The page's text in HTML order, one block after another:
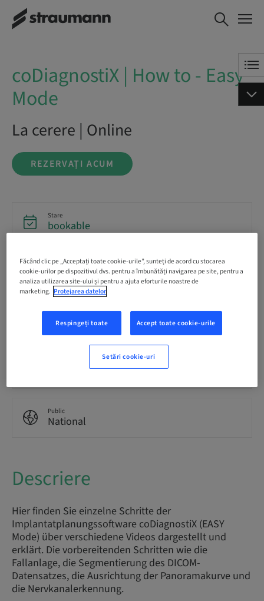
coDiagnostiX | How to -
Easy Mode
REZERVAȚI ACUM
coDiagnostiX | How to - Easy
Mode
La cerere | Online
REZERVAȚI ACUM
Stare
bookable
Romanian
German
Puncte
0.00 Puncte
eLearning
Public
National
Descriere
Hier finden Sie einzelne Schritte der
Implantatplanungssoftware coDiagnostiX (EASY
Mode) über verschiedene Videos dargestellt und
erklärt. Die vorbereitenden Schritten wie die
Fallanlage, die Segmentierung des DICOM-
Datensatzes, die Ausrichtung der Panoramakurve und
die Nervkanalerkennung.
Făcând clic pe „Acceptați toate cookie-urile”, sunteți de acord cu stocarea
cookie-urilor pe dispozitivul dvs. pentru a îmbunătăți navigarea pe site, pentru a
analiza utilizarea site-ului și pentru a ajuta eforturile noastre de
marketing. Protejarea datelor
Respingeți toate Accept toate cookie-urile
Setări cookie-uri